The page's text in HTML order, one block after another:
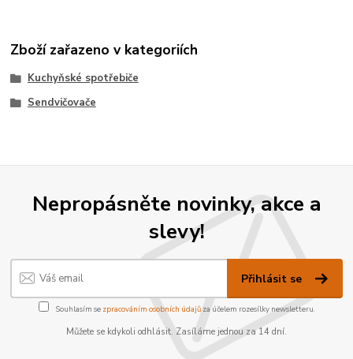
Zboží zařazeno v kategoriích
Kuchyňské spotřebiče
Sendvičovače
Nepropásněte novinky, akce a
slevy!
Přihlásit se
Souhlasím se zpracováním osobních údajůza účelem rozesílky newsletteru.
Můžete se kdykoli odhlásit. Zasíláme jednou za 14 dní.